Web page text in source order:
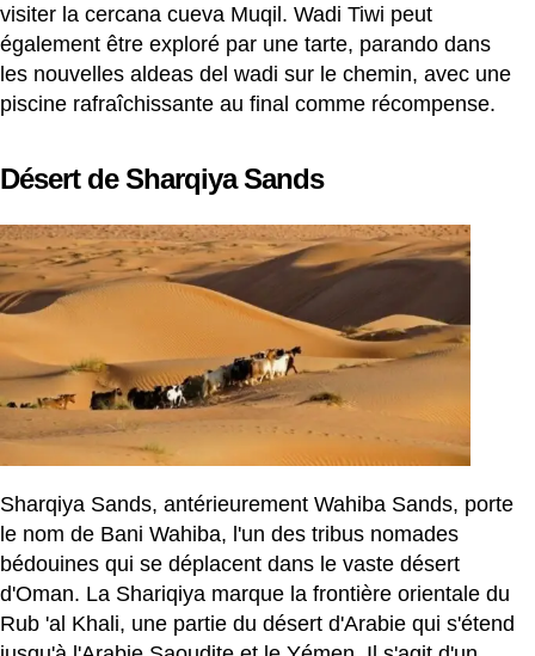
visiter la cercana cueva Muqil. Wadi Tiwi peut
également être exploré par une tarte, parando dans
les nouvelles aldeas del wadi sur le chemin, avec une
piscine rafraîchissante au final comme récompense.
Désert de Sharqiya Sands
Sharqiya Sands, antérieurement Wahiba Sands, porte
le nom de Bani Wahiba, l'un des tribus nomades
bédouines qui se déplacent dans le vaste désert
d'Oman. La Shariqiya marque la frontière orientale du
Rub 'al Khali, une partie du désert d'Arabie qui s'étend